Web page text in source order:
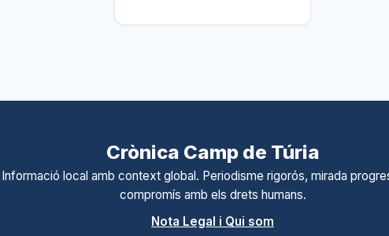
Crònica Camp de Túria
Informació local amb context global. Periodisme rigorós, mirada
compromís amb els drets humans.
Nota Legal i Qui som